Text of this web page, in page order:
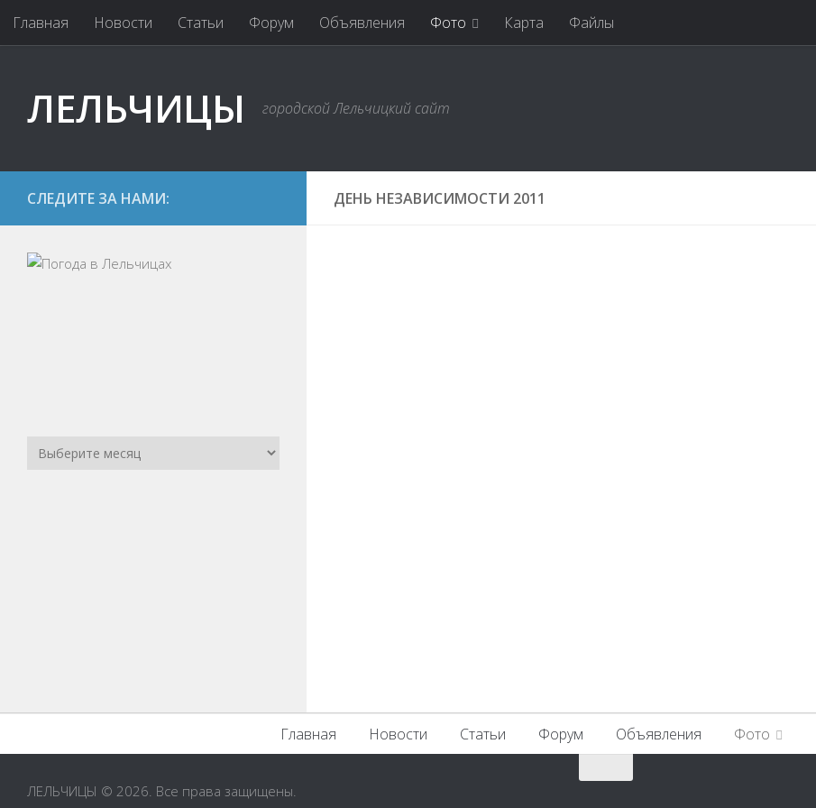
Главная Новости Статьи Форум Объявления Фото Карта Файлы
ЛЕЛЬЧИЦЫ городской Лельчицкий сайт
ДЕНЬ НЕЗАВИСИМОСТИ 2011
СЛЕДИТЕ ЗА НАМИ:
Главная Новости Статьи Форум Объявления Фото
ЛЕЛЬЧИЦЫ © 2026. Все права защищены.